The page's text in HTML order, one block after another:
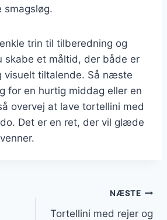
smagsløg.
trin til tilberedning og
skabe et måltid, der både er
visuelt tiltalende. Så næste
for en hurtig middag eller en
overvej at lave tortellini med
Det er en ret, der vil glæde
NÆSTE
Tortellini med rejer og